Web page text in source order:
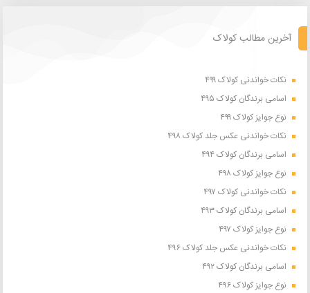
آخرین مطالب کولاک
نکات خواندنی کولاک ۴۹۹
اسامی برندگان کولاک ۴۹۵
نوع جوایز کولاک ۴۹۹
نکات خواندنی عکس جلد کولاک ۴۹۸
اسامی برندگان کولاک ۴۹۴
نوع جوایز کولاک ۴۹۸
نکات خواندنی کولاک ۴۹۷
اسامی برندگان کولاک ۴۹۳
نوع جوایز کولاک ۴۹۷
نکات خواندنی عکس جلد کولاک ۴۹۶
اسامی برندگان کولاک ۴۹۲
نوع جوایز کولاک ۴۹۶